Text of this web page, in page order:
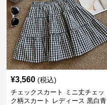
¥3,560 (税込)
チェックスカート ミニ丈チェッ
ク柄スカート レディース 黒白青